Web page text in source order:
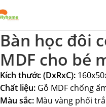
Bàn học đôi
MDF cho bé
Kích thước (DxRxC):
Chất liệu: Gỗ MDF chống
Màu sắc: Màu vàng phối